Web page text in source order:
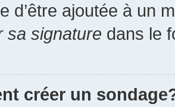
d’être ajoutée à un
sa signature dans le
créer un